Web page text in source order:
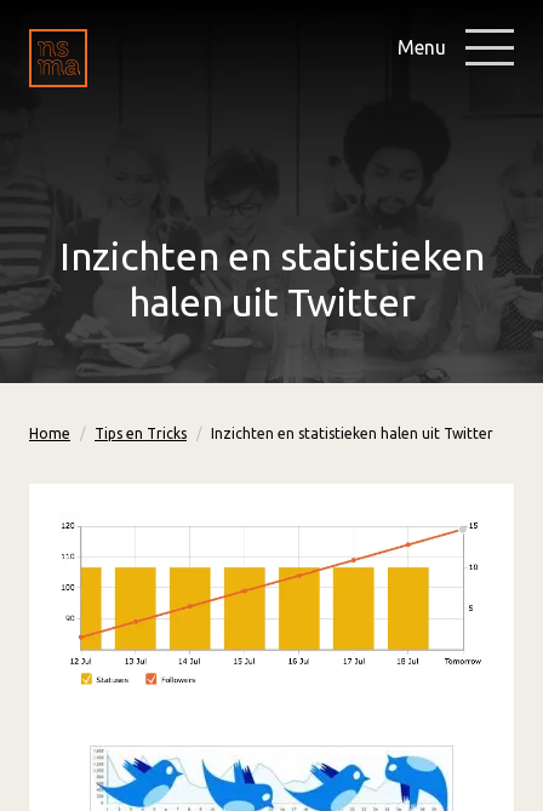
Menu
Inzichten en statistieken
halen uit Twitter
Home Tips en Tricks Inzichten en statistieken halen uit Twitter